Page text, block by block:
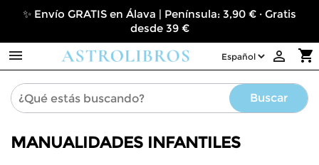
✨ Envío GRATIS en Álava | Península: 3,90 € · Gratis
desde 39 €
 shopping_cart

Buscar
MANUALIDADES INFANTILES